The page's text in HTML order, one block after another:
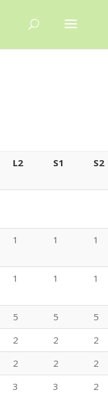
L2 S1 S2
1 1 1
1 1 1
5 5
5
2 2
2
2 2
2
3 3 2